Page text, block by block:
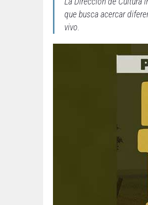
que busca acercar
vivo.